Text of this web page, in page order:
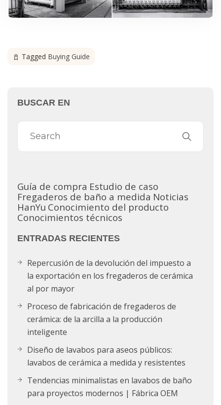
Tagged Buying Guide
BUSCAR EN
Guía de compra Estudio de caso
Fregaderos de baño a medida Noticias
HanYu Conocimiento del producto
Conocimientos técnicos
ENTRADAS RECIENTES
Repercusión de la devolución del impuesto a
la exportación en los fregaderos de cerámica
al por mayor
Proceso de fabricación de fregaderos de
cerámica: de la arcilla a la producción
inteligente
Diseño de lavabos para aseos públicos:
lavabos de cerámica a medida y resistentes
Tendencias minimalistas en lavabos de baño
para proyectos modernos | Fábrica OEM